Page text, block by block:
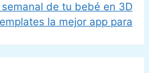
de tu bebé en 3D
la mejor app para